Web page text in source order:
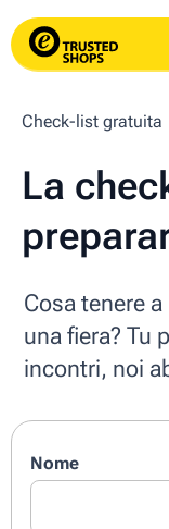
Check-list gratuita
La
Cosa tenere
una fiera? Tu
incontri, noi
Nome